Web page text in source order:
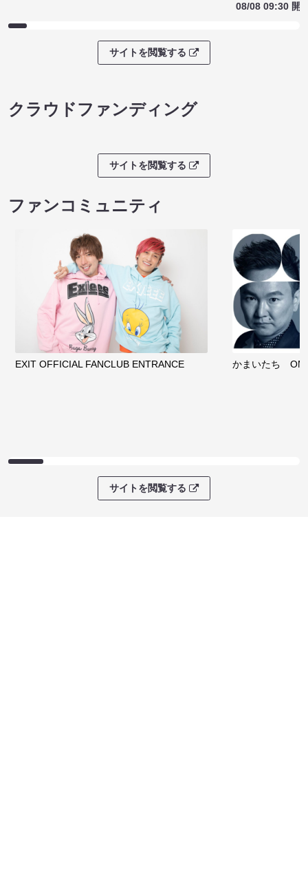
08/08 09:30 開
サイトを閲覧する
クラウドファンディング
サイトを閲覧する
ファンコミュニティ
EXIT OFFICIAL FANCLUB ENTRANCE かまいたち
サイトを閲覧する